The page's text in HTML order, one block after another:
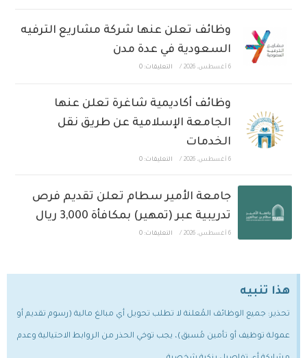
وظائف تعلن عنها شركة مشاريع الترفيه
السعودية في عدة مدن
6 أغسطس، 2026 / التعليقات: 0
وظائف أكاديمية شاغرة تعلن عنها
الجامعة الإسلامية عن طريق نقل
الخدمات
6 أغسطس، 2026 / التعليقات: 0
جامعة الأمير سطام تعلن تقديم فرص
تدريبية عبر (تمهير) بمكافأة 3,000 ريال
6 أغسطس، 2026 / التعليقات: 0
هذا تنبيه
تحذير: جميع الوظائف المُعلنة لا تطلب تحويل أي مبالغ مالية (رسوم تقديم أو
عمولة توظيف أو تأمين مُسبق)، يجب توخي الحذر من الروابط الاحتيالية وعدم